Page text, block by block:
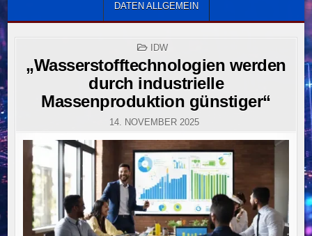
DATEN ALLGEMEIN
POSTED
IDW
„Wasserstofftechnologien werden
durch industrielle
Massenproduktion günstiger“
14. NOVEMBER 2025